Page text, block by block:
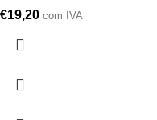
€19,20 com IVA